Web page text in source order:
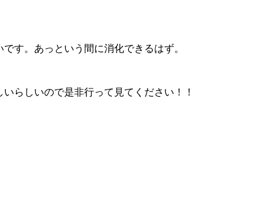
す。あっという間に消化できるはず。
らしいので是非行って見てください！！